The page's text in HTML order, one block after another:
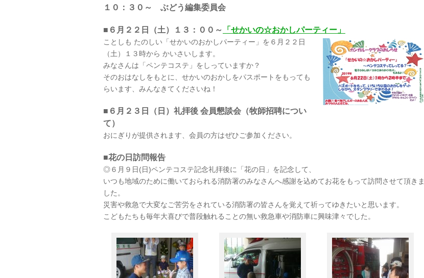
１０：３０～ ぶどう編集委員会
■６月２２日（土）１３：００～ 「せかいの☆おかしパーティー」
ことしも たのしい「せかいのおかしパーティー」を６月２２日
（土）１３時から かいさいします。
みなさんは「ペンテコステ」をしっていますか？
そのおはなしをもとに、せかいのおかしをパスポートをもっても
らいます、みんなきてくださいね！
■６月２３日（日）礼拝後 会員懇談会（牧師招聘につい
て）
おにぎりが提供されます、会員の方はぜひご参加ください。
■花の日訪問報告
◎６月９日(日)ペンテコステ記念礼拝後に「花の日」を記念して、
いつも地域のために働いておられる消防署のみなさんへ感謝を込めてお花をもって訪問させて頂きま
した。
災害や救急で大変なご苦労をされている消防署の皆さんを覚えて祈ってゆきたいと思います。
こどもたちも毎年大喜びで普段触れることの無い救急車や消防車に興味津々でした。